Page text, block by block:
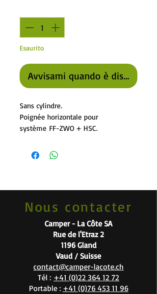
Esaurito
Avvisami quando è disponibile
Sans cylindre.
Poignée horizontale pour
système FF-ZWO + HSC.
Nous contacter
Camper - La Côte SA
Rue de l'Etraz 2
1196 Gland
Vaud / Suisse
contact@camper-lacote.ch
Tél : +41 (0)22 364 12 72
Portable : +41 (0)76 453 11 96